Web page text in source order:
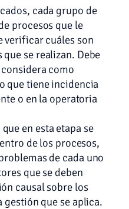
cada grupo de
procesos que le
verificar cuáles son
se realizan. Debe
como
que tiene incidencia
o en la operatoria
en esta etapa se
de los procesos,
de cada uno
que se deben
causal sobre los
gestión que se aplica.